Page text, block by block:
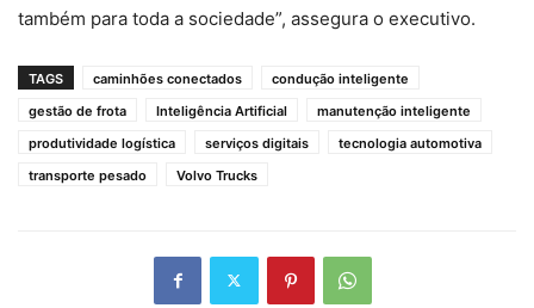
também para toda a sociedade”, assegura o executivo.
TAGS caminhões conectados
condução inteligente
gestão de frota
Inteligência Artificial
manutenção inteligente
produtividade logística
serviços digitais
tecnologia automotiva
transporte pesado
Volvo Trucks